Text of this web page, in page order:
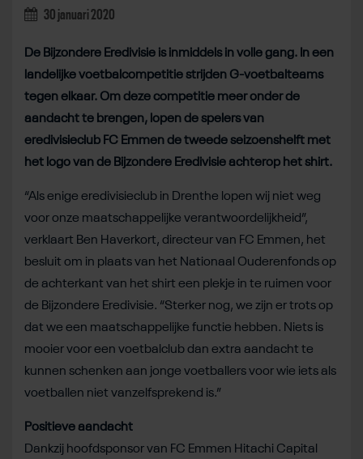
30 januari 2020
De Bijzondere Eredivisie is inmiddels in volle gang. In een
landelijke voetbalcompetitie strijden G-voetbalteams
tegen elkaar. Om deze competitie meer onder de
aandacht te brengen, lopen de spelers van
eredivisieclub FC Emmen de tweede seizoenshelft met
het logo van de Bijzondere Eredivisie achterop het shirt.
“Als enige eredivisieclub in Drenthe lopen wij niet weg
voor onze maatschappelijke verantwoordelijkheid”,
verklaart Ben Haverkort, directeur van FC Emmen, het
besluit om in plaats van het Nationaal Ouderenfonds op
de achterkant van het shirt een plekje in te ruimen voor
de Bijzondere Eredivisie. “Sterker nog, we zijn er trots op
dat we een maatschappelijke functie hebben. Niets is
mooier voor een voetbalclub dan extra aandacht te
kunnen schenken aan jonge voetballers voor wie iets als
voetballen niet vanzelfsprekend is.”
Positieve aandacht
Dankzij hoofdsponsor van FC Emmen Hitachi Capital